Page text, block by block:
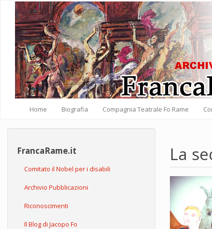
Salta al contenuto principale
Home Biografia Compagnia Teatrale Fo Rame
FrancaRame.it
Comitato il Nobel per i disabili
Archivio Pubblicazioni
Riconoscimenti
Il Blog di Jacopo Fo
La